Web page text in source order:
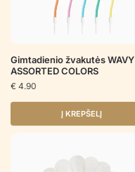
Gimtadienio žvakutės WAVY
ASSORTED COLORS
€ 4.90
Į KREPŠELĮ